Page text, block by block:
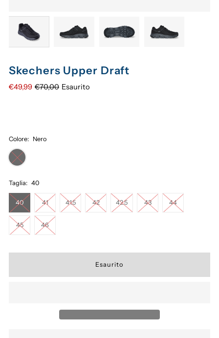
Skechers Upper Draft
€49,99 €70,00 Esaurito
Colore: Nero
Taglia: 40
40 41 41.5 42 42.5 43 44
45 46